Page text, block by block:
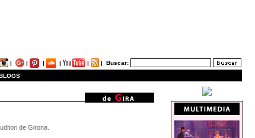
| | | | | | Buscar:
de Girona.